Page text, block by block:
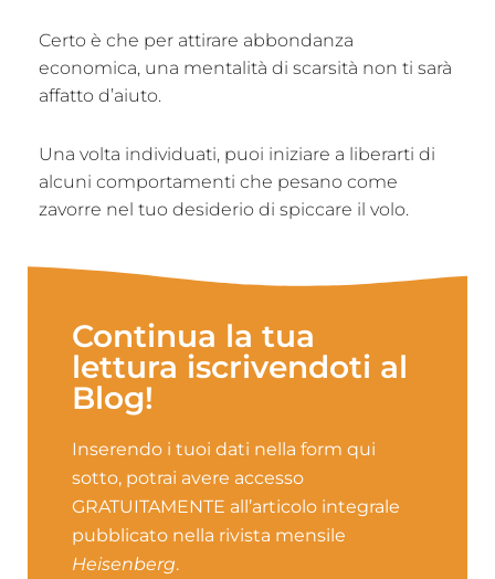
Certo è che per attirare abbondanza
economica, una mentalità di scarsità non ti sarà
affatto d’aiuto.
Una volta individuati, puoi iniziare a liberarti di
alcuni comportamenti che pesano come
zavorre nel tuo desiderio di spiccare il volo.
Continua la tua
lettura iscrivendoti al
Blog!
Inserendo i tuoi dati nella form qui
sotto, potrai avere accesso
GRATUITAMENTE all’articolo integrale
pubblicato nella rivista mensile
Heisenberg.